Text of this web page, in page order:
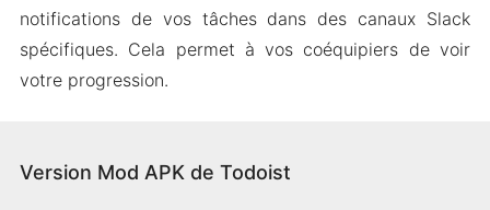
notifications de vos tâches dans des canaux Slack
spécifiques. Cela permet à vos coéquipiers de voir
votre progression.
Version Mod APK de Todoist